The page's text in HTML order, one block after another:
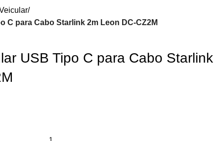
C para Cabo Starlink 2m Leon DC-CZ2M
USB Tipo C para Cabo Starlink